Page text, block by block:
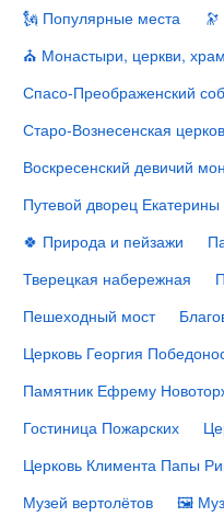
🗽 Популярные места
⛪️ Монастыри, церкви,
Спасо-Преображенский
Старо-Вознесенская
Воскресенский девичий
Путевой дворец Екатерины
🍀 Природа и пейзажи
Тверецкая набережная
Пешеходный мост
Церковь Георгия
Памятник Ефрему
Гостиница Пожарских
Церковь Климента Папы
Музей вертолётов
🖼